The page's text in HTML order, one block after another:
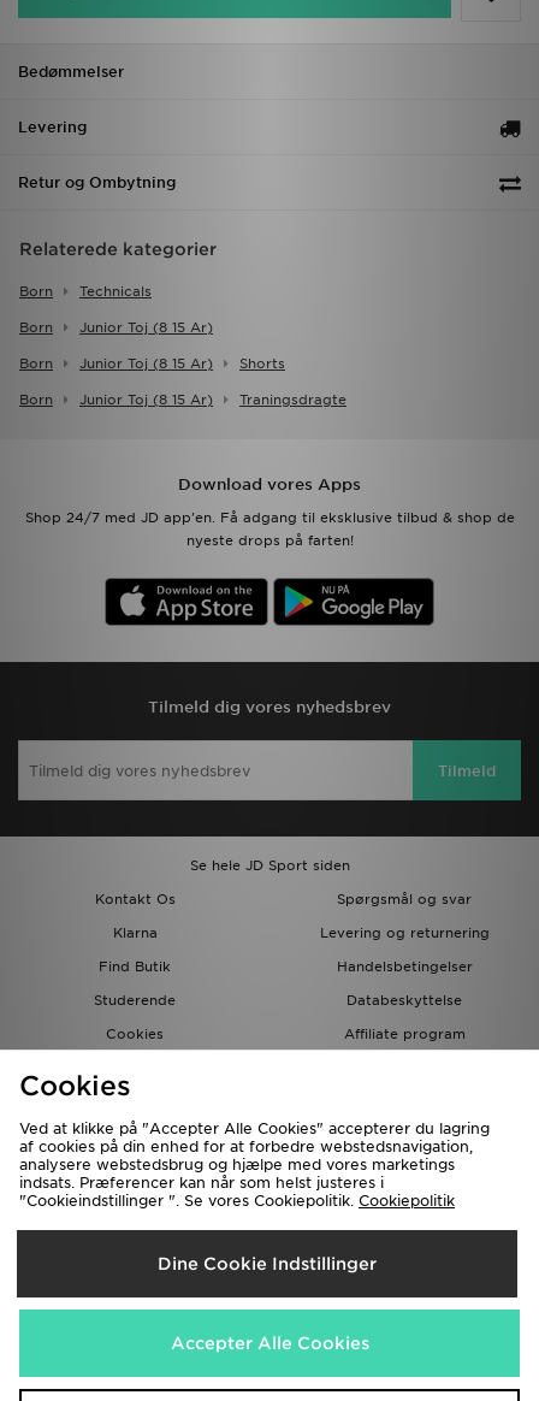
Bedømmelser
Levering
Retur og Ombytning
Relaterede kategorier
Born Technicals
Born Junior Toj (8 15 Ar)
Born Junior Toj (8 15 Ar) Shorts
Born Junior Toj (8 15 Ar) Traningsdragte
Download vores Apps
Shop 24/7 med JD app'en. Få adgang til eksklusive tilbud & shop de
nyeste drops på farten!
Tilmeld dig vores nyhedsbrev
Tilmeld
Se hele JD Sport siden
Kontakt Os
Spørgsmål og svar
Klarna
Levering og returnering
Find Butik
Handelsbetingelser
Studerende
Databeskyttelse
Cookies
Affiliate program
Forsendelse Til
Danmark
Vi accepterer de følgende betalingsmetoder
Cookies
Ved at klikke på "Accepter Alle Cookies" accepterer du lagring
af cookies på din enhed for at forbedre webstedsnavigation,
analysere webstedsbrug og hjælpe med vores marketings
indsats. Præferencer kan når som helst justeres i
"Cookieindstillinger ". Se vores Cookiepolitik. Cookiepolitik
Dine Cookie Indstillinger
Accepter Alle Cookies